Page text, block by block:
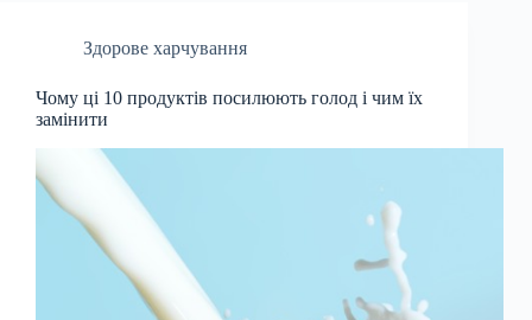
Здорове харчування
Чому ці 10 продуктів посилюють голод і чим їх
замінити